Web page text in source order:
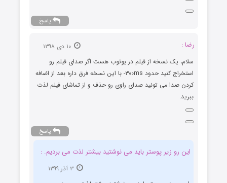
پاسخ
رضا :
۱۰ دی ۱۳۹۸
سلام، یک نسخه از فیلم در یوتوب هست اگر صدای فیلم رو
استخراج کنید حدود ۳۰۰ms- با این نسخه فرق داره بعد از اضافه
کردن صدا می تونید صدای راوی رو حذف و از تماشای فیلم لذت
ببرید.
پاسخ
این رو زیر پوستر باید می نوشتید بیشتر لذت می بردیم. :